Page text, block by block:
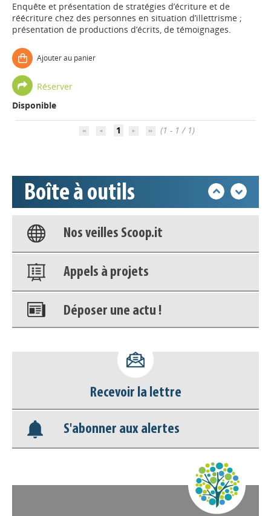
Enquête et présentation de stratégies d’écriture et de
réécriture chez des personnes en situation d’illettrisme ;
présentation de productions d’écrits, de témoignages.
Ajouter au panier
Réserver
Disponible
1 (1 - 1 / 1)
Boîte à outils
Base documentaire
Nos veilles Scoop.it
Appels à projets
Déposer une actu !
déconnecter)
Base documentaire
Nos veilles Scoop.it
Recevoir la lettre
S'abonner aux alertes